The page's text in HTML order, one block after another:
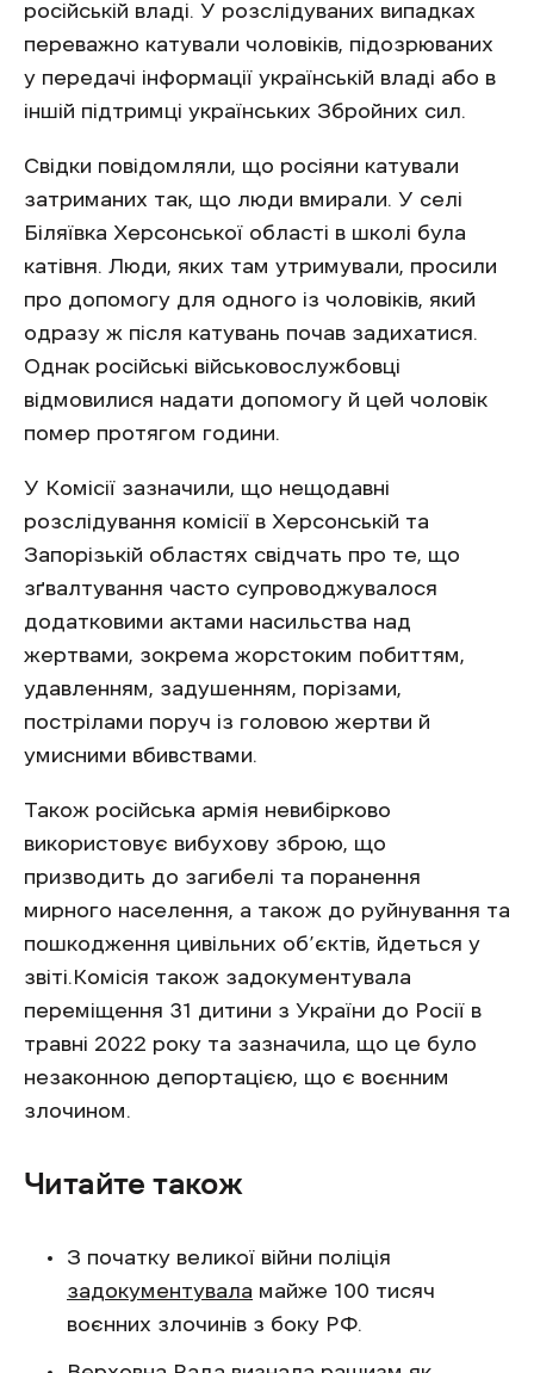
російській владі. У розслідуваних випадках
переважно катували чоловіків, підозрюваних
у передачі інформації українській владі або в
іншій підтримці українських Збройних сил.
Свідки повідомляли, що росіяни катували
затриманих так, що люди вмирали. У селі
Біляївка Херсонської області в школі була
катівня. Люди, яких там утримували, просили
про допомогу для одного із чоловіків, який
одразу ж після катувань почав задихатися.
Однак російські військовослужбовці
відмовилися надати допомогу й цей чоловік
помер протягом години.
У Комісії зазначили, що нещодавні
розслідування комісії в Херсонській та
Запорізькій областях свідчать про те, що
зґвалтування часто супроводжувалося
додатковими актами насильства над
жертвами, зокрема жорстоким побиттям,
удавленням, задушенням, порізами,
пострілами поруч із головою жертви й
умисними вбивствами.
Також російська армія невибірково
використовує вибухову зброю, що
призводить до загибелі та поранення
мирного населення, а також до руйнування та
пошкодження цивільних об’єктів, йдеться у
звіті.Комісія також задокументувала
переміщення 31 дитини з України до Росії в
травні 2022 року та зазначила, що це було
незаконною депортацією, що є воєнним
злочином.
Читайте також
З початку великої війни поліція
задокументувала майже 100 тисяч
воєнних злочинів з боку РФ.